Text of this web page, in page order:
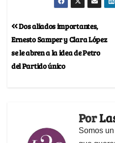
Dos aliados importantes,
Ernesto Samper y Clara López
se le abren a la idea de Petro
del Partido único
Por
Somos